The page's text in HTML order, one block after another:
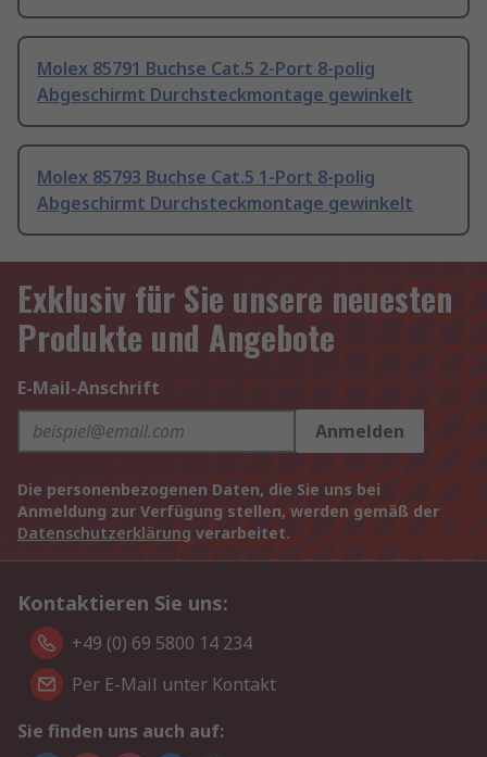
Molex 85791 Buchse Cat.5 2-Port 8-polig
Abgeschirmt Durchsteckmontage gewinkelt
Molex 85793 Buchse Cat.5 1-Port 8-polig
Abgeschirmt Durchsteckmontage gewinkelt
Exklusiv für Sie unsere neuesten
Produkte und Angebote
E-Mail-Anschrift
Anmelden
Die personenbezogenen Daten, die Sie uns bei
Anmeldung zur Verfügung stellen, werden gemäß der
Datenschutzerklärung verarbeitet.
Kontaktieren Sie uns:
+49 (0) 69 5800 14 234
Per E-Mail unter Kontakt
Sie finden uns auch auf: